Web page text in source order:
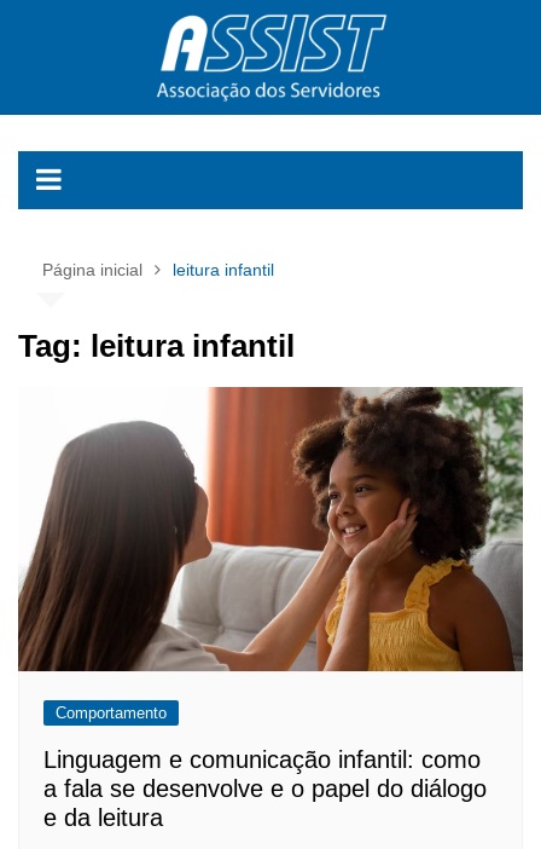
Página inicial leitura infantil
Tag: leitura infantil
Comportamento
Linguagem e comunicação infantil: como
a fala se desenvolve e o papel do diálogo
e da leitura